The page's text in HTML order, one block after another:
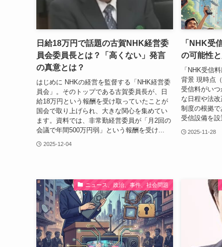
日給18万円で話題の古賀NHK経営委
員会委員長とは？「高くない」発言
の真意とは？
はじめに NHKの経営を監督する「NHK経営委
員会」。そのトップである古賀委員長が、日
給18万円という報酬を受け取っていたことが
国会で取り上げられ、大きな関心を集めてい
ます。資料では、非常勤経営委員が「月2回の
会議で年間500万円弱」という報酬を受け...
2025-12-04
「NHK受
の可能性
「NHK受信
背景 現時点
受信料がい
な日程や法
制度の根拠
受信設備を設
2025-11-28
ニュース、政治、事件、社会問題